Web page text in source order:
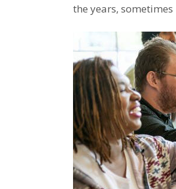
the years,